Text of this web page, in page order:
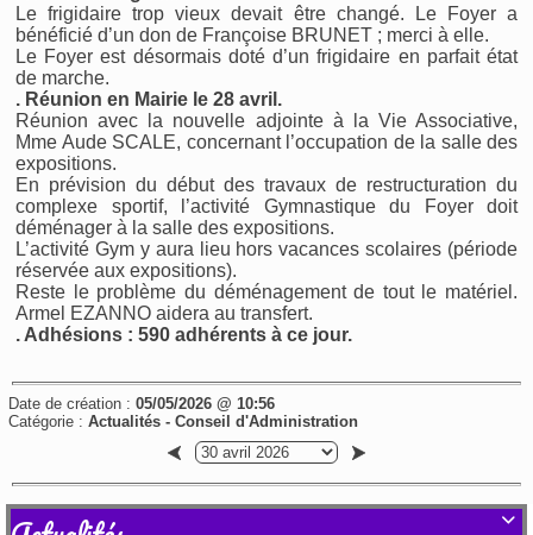
Le frigidaire trop vieux devait être changé. Le Foyer a
bénéficié d’un don de Françoise BRUNET ; merci à elle.
Le Foyer est désormais doté d’un frigidaire en parfait état
de marche.
. Réunion en Mairie le 28 avril.
Réunion avec la nouvelle adjointe à la Vie Associative,
Mme Aude SCALE, concernant l’occupation de la salle des
expositions.
En prévision du début des travaux de restructuration du
complexe sportif, l’activité Gymnastique du Foyer doit
déménager à la salle des expositions.
L’activité Gym y aura lieu hors vacances scolaires (période
réservée aux expositions).
Reste le problème du déménagement de tout le matériel.
Armel EZANNO aidera au transfert.
. Adhésions : 590 adhérents à ce jour.
Date de création : 05/05/2026 @ 10:56
Catégorie : Actualités - Conseil d'Administration
